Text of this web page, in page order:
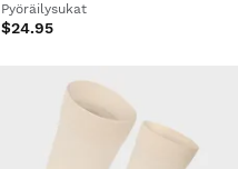
Pyöräilysukat
$24.95